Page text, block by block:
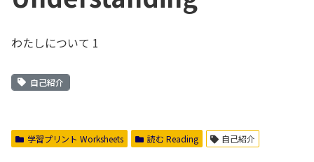
わたしについて 1
自己紹介
学習プリント Worksheets 読む Reading 自己紹介